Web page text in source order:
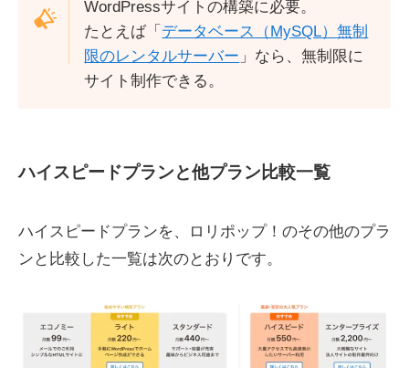
WordPressサイトの構築に必要。
たとえば「 データベース（MySQL）無制
限のレンタルサーバー 」なら、無制限に
サイト制作できる。
ハイスピードプランと他プラン比較一覧
ハイスピードプランを、ロリポップ！のその他のプラ
ンと比較した一覧は次のとおりです。